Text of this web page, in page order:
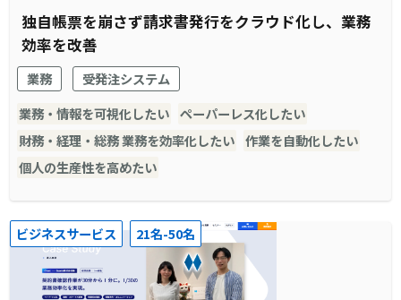
独自帳票を崩さず請求書発行をクラウド化し、業務
効率を改善
業務
受発注システム
業務・情報を可視化したい ペーパーレス化したい
財務・経理・総務 業務を効率化したい 作業を自動化したい
個人の生産性を高めたい
ビジネスサービス 21名-50名